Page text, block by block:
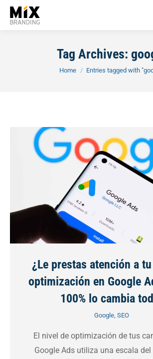
Tag Archives:
You are here:
Home Entries tagged with
¿Le prestas atención a
optimización en Google
100% lo cambia
Google SEO
El nivel de optimización de tus
Google Ads utiliza una escala del